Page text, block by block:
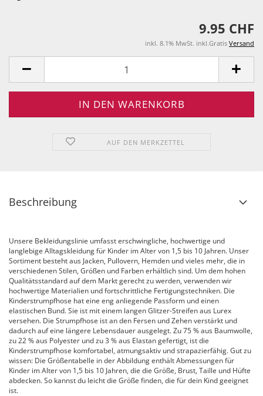
9.95 CHF
inkl. 8.1% MwSt. inkl.Gratis Versand
AUF DEN MERKZETTEL
Beschreibung
Unsere Bekleidungslinie umfasst erschwingliche, hochwertige und
langlebige Alltagskleidung für Kinder im Alter von 1,5 bis 10 Jahren. Unser
Sortiment besteht aus Jacken, Pullovern, Hemden und vieles mehr, die in
verschiedenen Stilen, Größen und Farben erhältlich sind. Um dem hohen
Qualitätsstandard auf dem Markt gerecht zu werden, verwenden wir
hochwertige Materialien und fortschrittliche Fertigungstechniken. Die
Kinderstrumpfhose hat eine eng anliegende Passform und einen
elastischen Bund. Sie ist mit einem langen Glitzer-Streifen aus Lurex
versehen. Die Strumpfhose ist an den Fersen und Zehen verstärkt und
dadurch auf eine längere Lebensdauer ausgelegt. Zu 75 % aus Baumwolle,
zu 22 % aus Polyester und zu 3 % aus Elastan gefertigt, ist die
Kinderstrumpfhose komfortabel, atmungsaktiv und strapazierfähig. Gut zu
wissen: Die Größentabelle in der Abbildung enthält Abmessungen für
Kinder im Alter von 1,5 bis 10 Jahren, die die Größe, Brust, Taille und Hüfte
abdecken. So kannst du leicht die Größe finden, die für dein Kind geeignet
ist.